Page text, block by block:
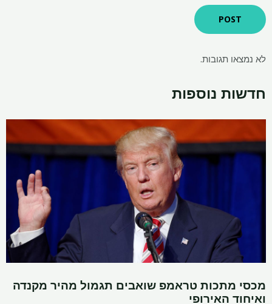
לא נמצאו תגובות.
חדשות נוספות
מכסי מתכות טראמפ שואבים תגמול מהיר מקנדה
ואיחוד האירופי